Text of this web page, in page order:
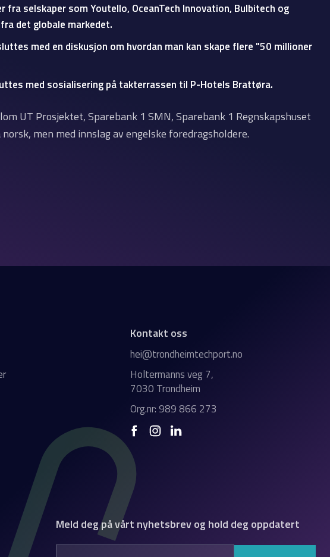
fra selskaper somYoutello,OceanTech Innovation,Bulbitech og
det globale markedet.
med en diskusjon om hvordan man kan skape flere "50 millioner
med sosialisering på takterrassen til P-Hotels Brattøra.
UT Prosjektet, Sparebank 1 SMN, Sparebank 1 Regnskapshuset
men med innslag av engelske foredragsholdere.
Kontakt oss
hei@trondheimtechport.no
Holtermanns veg 7,
7030 Trondheim
Org.nr: 989 866 273
Meld deg på vårt nyhetsbrev og hold deg oppdatert